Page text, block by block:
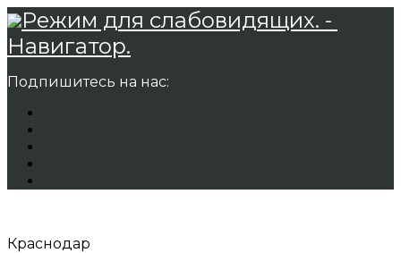
Режим для слабовидящих. -
Навигатор.
Подпишитесь на нас:
Краснодар